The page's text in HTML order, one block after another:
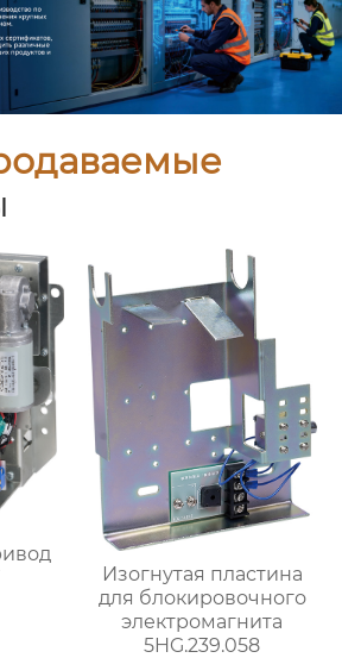
Изогнутая пластина
для блокировочного
электромагнита
5HG.239.058